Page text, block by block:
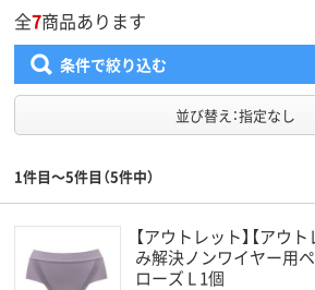
全7商品あります
条件で絞り込む
並び替え：指定なし
1件目～5件目（5件中）
【アウトレット】【アウ
み解決ノンワイヤー用
ローズ L 1個